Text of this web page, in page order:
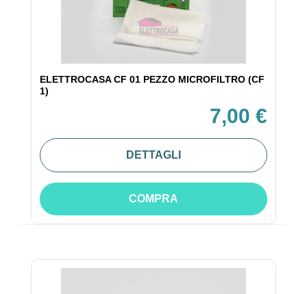
ELETTROCASA CF 01 PEZZO MICROFILTRO (CF
1)
7,00 €
DETTAGLI
COMPRA